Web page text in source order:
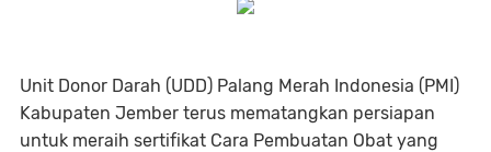
Unit Donor Darah (UDD) Palang Merah Indonesia (PMI)
Kabupaten Jember terus mematangkan persiapan
untuk meraih sertifikat Cara Pembuatan Obat yang